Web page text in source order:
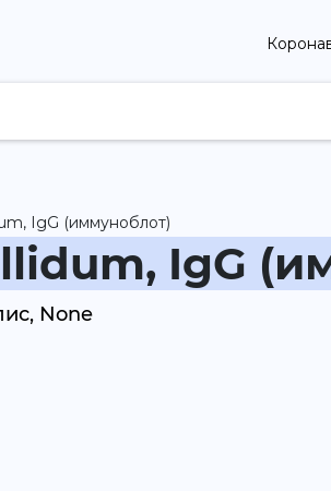
IgG (иммуноблот)
IgG
None